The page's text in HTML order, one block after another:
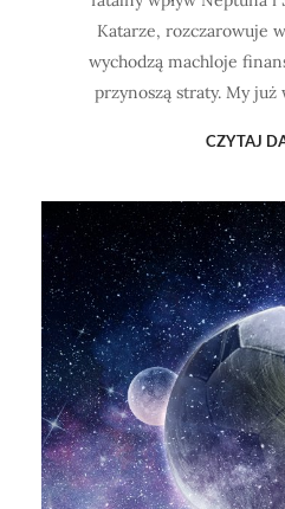
Katarze, rozczarowuje
wychodzą machloje
przynoszą straty. My już
CZYTAJ